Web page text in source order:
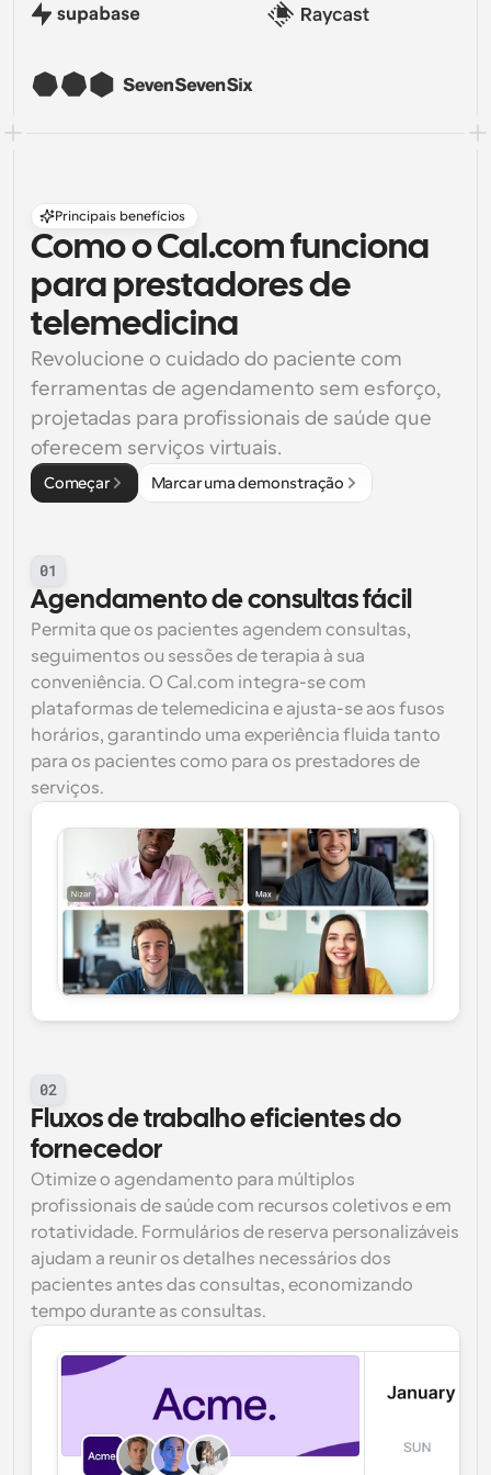
Principais benefícios
Como o Cal.com funciona
para prestadores de
telemedicina
Revolucione o cuidado do paciente com
ferramentas de agendamento sem esforço,
projetadas para profissionais de saúde que
oferecem serviços virtuais.
Começar Marcar uma demonstração
01
Agendamento de consultas fácil
Permita que os pacientes agendem consultas,
seguimentos ou sessões de terapia à sua
conveniência. O Cal.com integra-se com
plataformas de telemedicina e ajusta-se aos fusos
horários, garantindo uma experiência fluida tanto
para os pacientes como para os prestadores de
serviços.
02
Fluxos de trabalho eficientes do
fornecedor
Otimize o agendamento para múltiplos
profissionais de saúde com recursos coletivos e em
rotatividade. Formulários de reserva personalizáveis
ajudam a reunir os detalhes necessários dos
pacientes antes das consultas, economizando
tempo durante as consultas.